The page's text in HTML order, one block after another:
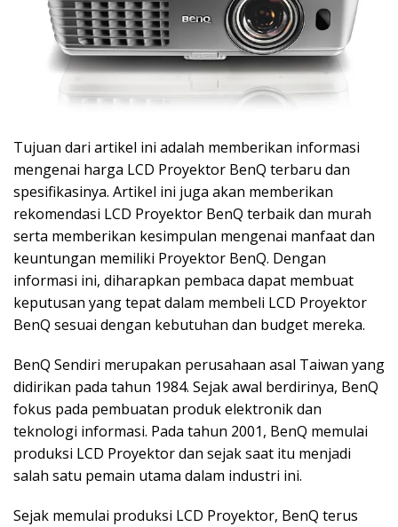
Tujuan dari artikel ini adalah memberikan informasi
mengenai harga LCD Proyektor BenQ terbaru dan
spesifikasinya. Artikel ini juga akan memberikan
rekomendasi LCD Proyektor BenQ terbaik dan murah
serta memberikan kesimpulan mengenai manfaat dan
keuntungan memiliki Proyektor BenQ. Dengan
informasi ini, diharapkan pembaca dapat membuat
keputusan yang tepat dalam membeli LCD Proyektor
BenQ sesuai dengan kebutuhan dan budget mereka.
BenQ Sendiri merupakan perusahaan asal Taiwan yang
didirikan pada tahun 1984. Sejak awal berdirinya, BenQ
fokus pada pembuatan produk elektronik dan
teknologi informasi. Pada tahun 2001, BenQ memulai
produksi LCD Proyektor dan sejak saat itu menjadi
salah satu pemain utama dalam industri ini.
Sejak memulai produksi LCD Proyektor, BenQ terus